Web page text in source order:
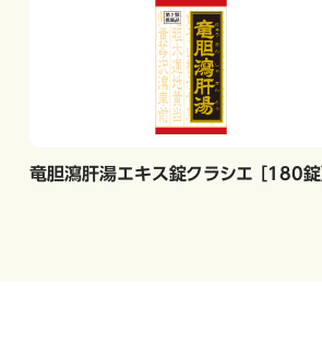
竜胆瀉肝湯エキス錠クラシエ ［180錠］